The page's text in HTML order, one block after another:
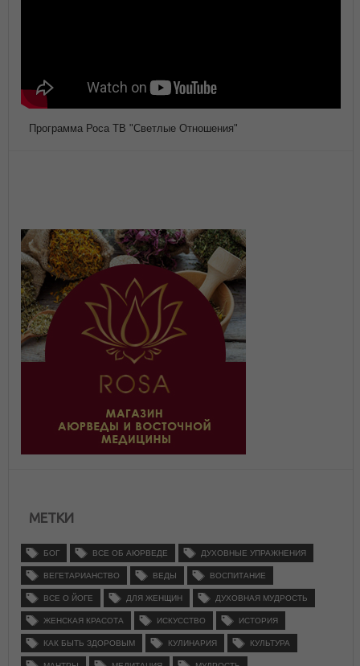
Программа Роса ТВ "Светлые Отношения"
МЕТКИ
БОГ ВСЕ ОБ АЮРВЕДЕ ДУХОВНЫЕ УПРАЖНЕНИЯ
ВЕГЕТАРИАНСТВО ВЕДЫ ВОСПИТАНИЕ
ВСЕ О ЙОГЕ ДЛЯ ЖЕНЩИН ДУХОВНАЯ МУДРОСТЬ
ЖЕНСКАЯ КРАСОТА ИСКУССТВО ИСТОРИЯ
КАК БЫТЬ ЗДОРОВЫМ КУЛИНАРИЯ КУЛЬТУРА